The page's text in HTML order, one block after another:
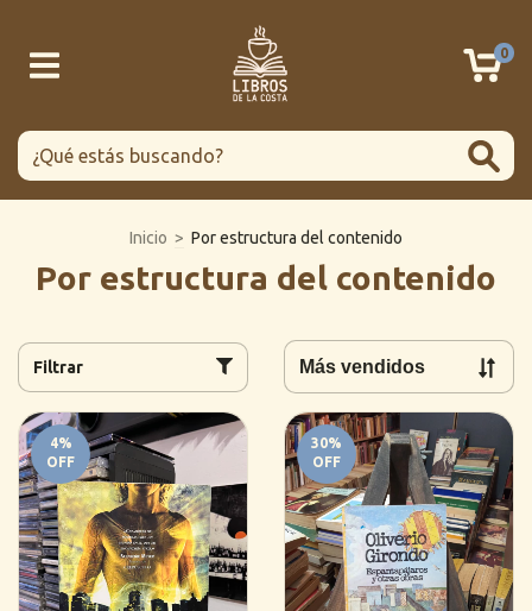
0
Inicio > Por estructura del contenido
Por estructura del contenido
Filtrar
4%
OFF
30%
OFF